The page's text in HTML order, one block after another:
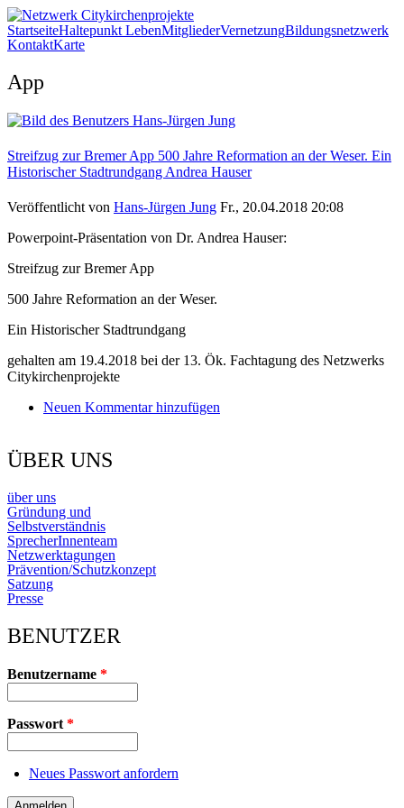
Direkt zum Inhalt
Netzwerk
Citykirchenprojekte
StartseiteHaltepunkt LebenMitgliederVernetzungBildungsnetzwerk
KontaktKarte
App
Streifzug zur Bremer App 500 Jahre Reformation an der Weser. Ein
Historischer Stadtrundgang Andrea Hauser
Veröffentlicht von Hans-Jürgen Jung Fr., 20.04.2018 20:08
Powerpoint-Präsentation von Dr. Andrea Hauser:
Streifzug zur Bremer App
500 Jahre Reformation an der Weser.
Ein Historischer Stadtrundgang
gehalten am 19.4.2018 bei der 13. Ök. Fachtagung des Netzwerks
Citykirchenprojekte
Neuen Kommentar hinzufügen
ÜBER UNS
über uns
Gründung und
Selbstverständnis
SprecherInnenteam
Netzwerktagungen
Prävention/Schutzkonzept
Satzung
Presse
BENUTZER
Benutzername *
Passwort *
Neues Passwort anfordern